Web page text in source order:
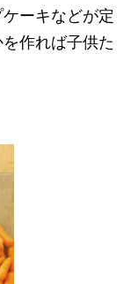
ーキなどが定
作れば子供た